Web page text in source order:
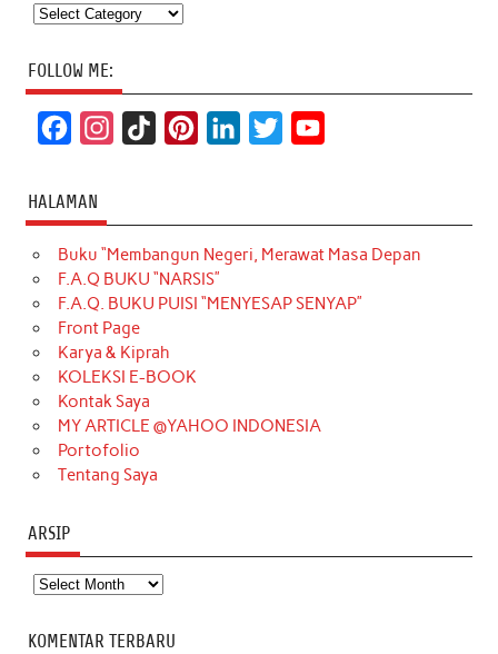
Categories
FOLLOW ME:
c
e
b
o
o
k
t
a
g
r
a
m
T
o
k
t
e
r
k
e
d
t
t
e
T
u
b
HALAMAN
Buku “Membangun Negeri, Merawat Masa Depan
F.A.Q BUKU “NARSIS”
F.A.Q. BUKU PUISI “MENYESAP SENYAP”
Front Page
Karya & Kiprah
KOLEKSI E-BOOK
Kontak Saya
MY ARTICLE @YAHOO INDONESIA
Portofolio
Tentang Saya
ARSIP
Arsip
KOMENTAR TERBARU